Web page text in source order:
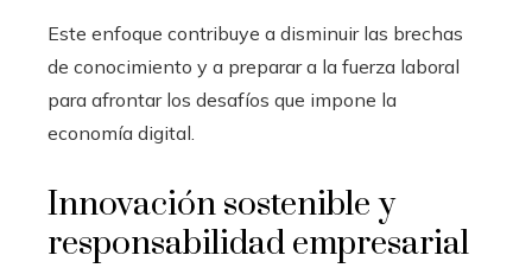
Este enfoque contribuye a disminuir las brechas
de conocimiento y a preparar a la fuerza laboral
para afrontar los desafíos que impone la
economía digital.
Innovación sostenible y
responsabilidad empresarial